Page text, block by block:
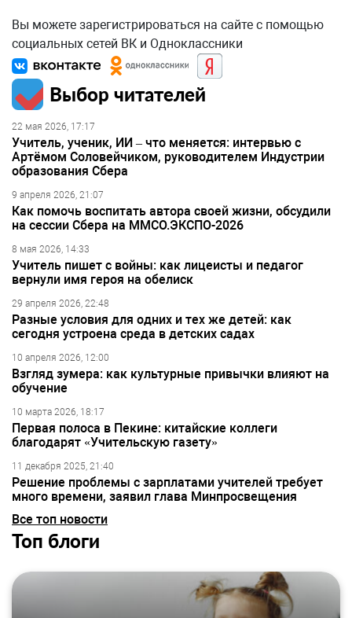
Вы можете зарегистрироваться на сайте с помощью
социальных сетей ВК и Одноклассники
Выбор читателей
22 мая 2026, 17:17
Учитель, ученик, ИИ – что меняется: интервью с
Артёмом Соловейчиком, руководителем Индустрии
образования Сбера
9 апреля 2026, 21:07
Как помочь воспитать автора своей жизни, обсудили
на сессии Сбера на ММСО.ЭКСПО-2026
8 мая 2026, 14:33
Учитель пишет с войны: как лицеисты и педагог
вернули имя героя на обелиск
29 апреля 2026, 22:48
Разные условия для одних и тех же детей: как
сегодня устроена среда в детских садах
10 апреля 2026, 12:00
Взгляд зумера: как культурные привычки влияют на
обучение
10 марта 2026, 18:17
Первая полоса в Пекине: китайские коллеги
благодарят «Учительскую газету»
11 декабря 2025, 21:40
Решение проблемы с зарплатами учителей требует
много времени, заявил глава Минпросвещения
Все топ новости
Топ блоги